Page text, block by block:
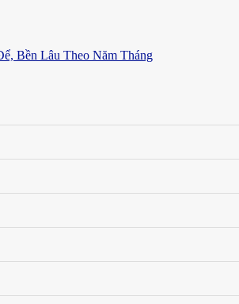
Bền Lâu Theo Năm Tháng